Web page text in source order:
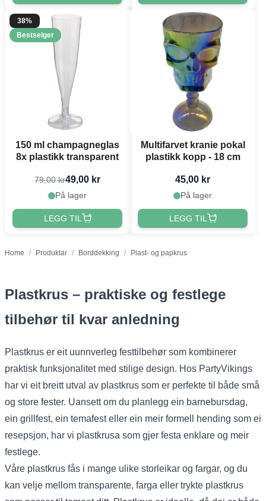
Home / Produktar / Borddekking / Plast- og papkrus
38%
Bestselger
150 ml champagneglas
8x plastikk transparent
79,00 kr49,00 kr
På lager
LEGG TIL
Multifarvet kranie pokal
plastikk kopp - 18 cm
45,00 kr
På lager
LEGG TIL
Plastkrus – praktiske og festlege
tilbehør til kvar anledning
Plastkrus er eit uunnverleg festtilbehør som kombinerer
praktisk funksjonalitet med stilige design. Hos PartyVikings
har vi eit breitt utval av plastkrus som er perfekte til både små
og store fester. Uansett om du planlegg ein barnebursdag,
ein grillfest, ein temafest eller ein meir formell hending som ei
resepsjon, har vi plastkrusa som gjer festa enklare og meir
festlege.
Våre plastkrus fås i mange ulike storleikar og fargar, og du
kan velje mellom transparente, farga eller trykte plastkrus